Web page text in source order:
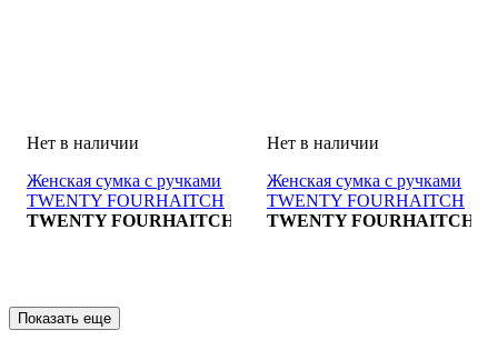
Женская сумка с ручками
TWENTY FOURHAITCH
BORSA
TWENTY FOURHAITCH
Женская сумка с ручками
TWENTY FOURHAITCH
BORSA
TWENTY FOURHAITCH
Показать еще